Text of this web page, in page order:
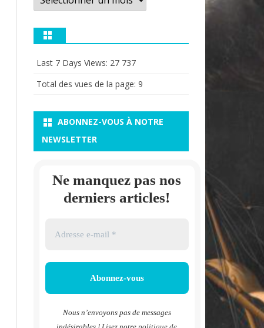
Last 7 Days Views: 27 737
Total des vues de la page: 9
ABONNEZ-VOUS À NOTRE
NEWSLETTER
Ne manquez pas nos
derniers articles!
Nous n’envoyons pas de messages